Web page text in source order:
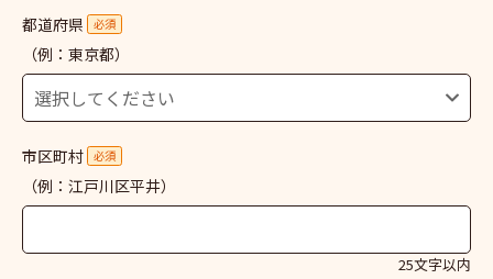
都道府県 必須
（例：東京都）
市区町村 必須
（例：江戸川区平井）
25文字以内